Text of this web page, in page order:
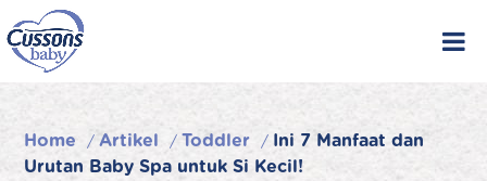
to
content
Home /Artikel /Toddler / Ini 7 Manfaat dan
Urutan Baby Spa untuk Si Kecil!